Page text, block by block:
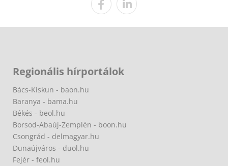
Regionális hírportálok
Bács-Kiskun - baon.hu
Baranya - bama.hu
Békés - beol.hu
Borsod-Abaúj-Zemplén - boon.hu
Csongrád - delmagyar.hu
Dunaújváros - duol.hu
Fejér - feol.hu